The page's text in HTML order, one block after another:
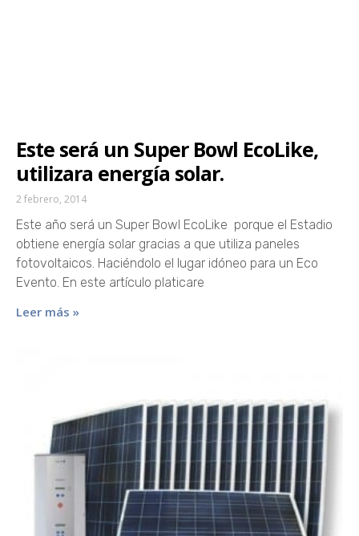
Este será un Super Bowl EcoLike,
utilizara energía solar.
2 febrero, 2014
Este año será un Super Bowl EcoLike porque el Estadio
obtiene energía solar gracias a que utiliza paneles
fotovoltaicos. Haciéndolo el lugar idóneo para un Eco
Evento. En este artículo platicare
Leer más »